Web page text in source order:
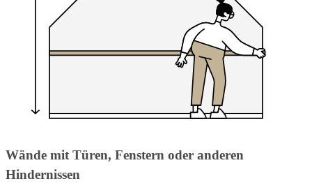
Wände mit Türen, Fenstern oder anderen
Hindernissen